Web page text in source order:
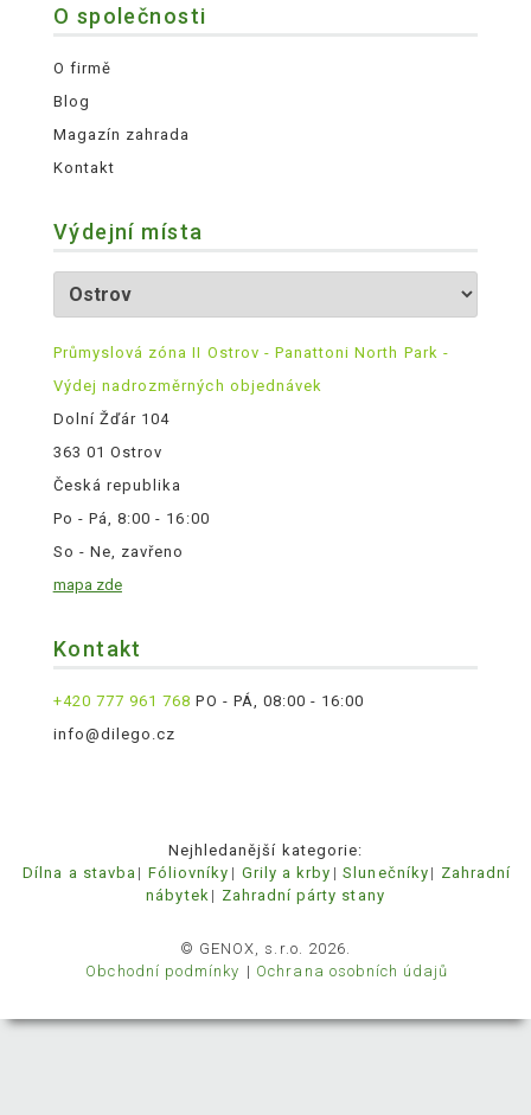
O společnosti
O firmě
Blog
Magazín zahrada
Kontakt
Výdejní místa
Průmyslová zóna II Ostrov - Panattoni North Park -
Výdej nadrozměrných objednávek
Dolní Žďár 104
363 01 Ostrov
Česká republika
Po - Pá, 8:00 - 16:00
So - Ne, zavřeno
mapa zde
Kontakt
+420 777 961 768 PO - PÁ, 08:00 - 16:00
info@dilego.cz
Nejhledanější kategorie:
Dílna a stavba
Fóliovníky Grily a krby Slunečníky
Zahradní
nábytek
Zahradní párty stany
© GENOX, s.r.o. 2026.
Obchodní podmínky
Ochrana osobních údajů